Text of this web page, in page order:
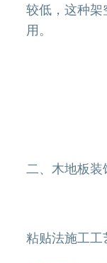
较低，这种
用。
二、木地板
粘贴法施工工